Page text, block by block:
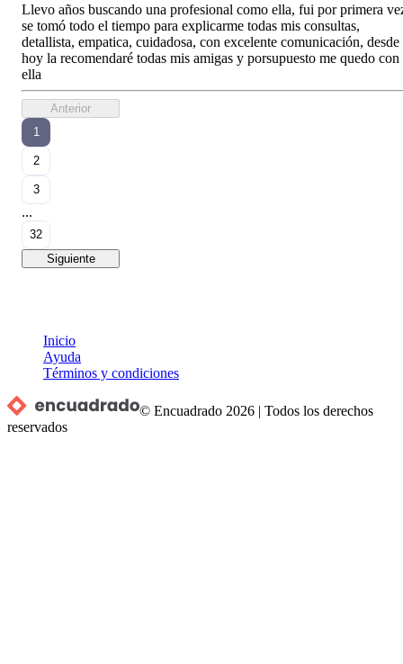
Llevo años buscando una profesional como ella, fui por primera
se tomó todo el tiempo para explicarme todas mis consultas,
detallista, empatica, cuidadosa, con excelente comunicación, desde
hoy la recomendaré todas mis amigas y porsupuesto me quedo con
ella
Anterior
1
2
3
...
32
Siguiente
Inicio
Ayuda
Términos y condiciones
© Encuadrado 2026 |Todos los derechos
reservados